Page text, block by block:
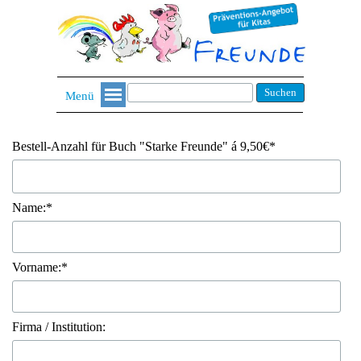
Menü Suchen
Bestell-Anzahl für Buch "Starke Freunde" á 9,50€*
Name:*
Vorname:*
Firma / Institution: